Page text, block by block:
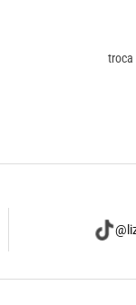
troca